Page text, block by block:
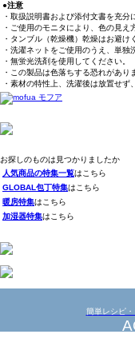
●注意
・取扱説明書および添付文書を充
・ご使用のモニタにより、色の見
・タンブル（乾燥機）乾燥はお避け
・洗濯ネットをご使用のうえ、単独
・無蛍光洗剤を使用してください。
・この製品は色落ちする恐れがあり
・素材の特性上、洗濯後は放置せず
お探しのものは見つかりましたか
人気商品の特集一覧はこちら
GLOBAL包丁特集はこちら
暖房特集はこちら
加湿器特集はこちら
簡単レシピ